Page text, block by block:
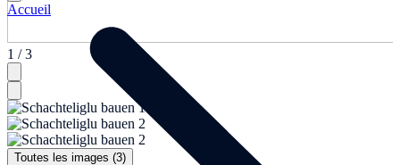
1 / 3
Toutes les images (3)
Accueil